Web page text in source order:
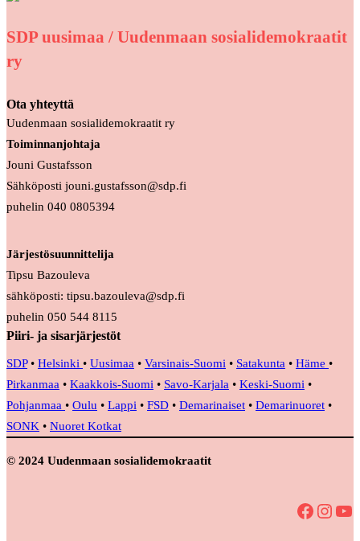
SDP uusimaa / Uudenmaan sosialidemokraatit
ry
Ota yhteyttä
Uudenmaan sosialidemokraatit ry
Toiminnanjohtaja
Jouni Gustafsson
Sähköposti jouni.gustafsson@sdp.fi
puhelin 040 0805394
Järjestösuunnittelija
Tipsu Bazouleva
sähköposti: tipsu.bazouleva@sdp.fi
puhelin 050 544 8115
Piiri- ja sisarjärjestöt
SDP• Helsinki • Uusimaa • Varsinais-Suomi • Satakunta • Häme •
Pirkanmaa • Kaakkois-Suomi • Savo-Karjala • Keski-Suomi •
Pohjanmaa • Oulu • Lappi • FSD • Demarinaiset • Demarinuoret •
SONK • Nuoret Kotkat
© 2024 Uudenmaan sosialidemokraatit
Facebook Instagram YouTube